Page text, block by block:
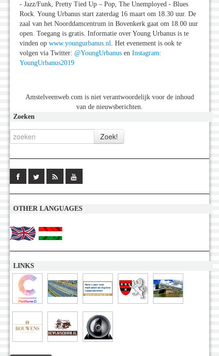
- Jazz/Funk, Pretty Tied Up – Pop, The Unemployed - Blues
Rock. Young Urbanus start zaterdag 16 maart om 18.30 uur. De
zaal van het Noorddamcentrum in Bovenkerk gaat om 18.00 uur
open. Toegang is gratis. Informatie over Young Urbanus is te
vinden op www.youngurbanus.nl. Het evenement is ook te
volgen via Twitter: @YoungUrbanus en Instagram:
YoungUrbanus2019
Amstelveenweb.com is niet verantwoordelijk voor de inhoud
van de nieuwsberichten.
Zoeken
OTHER LANGUAGES
LINKS